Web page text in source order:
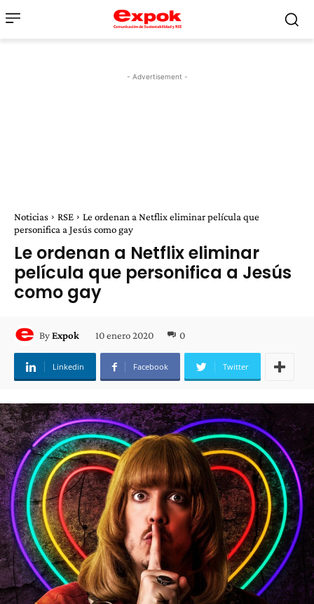
- Advertisement -
Noticias RSE
Le ordenan a Netflix eliminar película que
personifica a Jesús como gay
Le ordenan a Netflix eliminar
película que personifica a Jesús
como gay
ByExpok 10 enero 2020 0
Linkedin Facebook Twitter